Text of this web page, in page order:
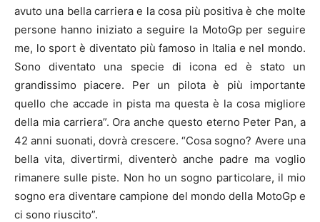
avuto una bella carriera e la cosa più positiva è che molte
persone hanno iniziato a seguire la MotoGp per seguire
me, lo sport è diventato più famoso in Italia e nel mondo.
Sono diventato una specie di icona ed è stato un
grandissimo piacere. Per un pilota è più importante
quello che accade in pista ma questa è la cosa migliore
della mia carriera”. Ora anche questo eterno Peter Pan, a
42 anni suonati, dovrà crescere. “Cosa sogno? Avere una
bella vita, divertirmi, diventerò anche padre ma voglio
rimanere sulle piste. Non ho un sogno particolare, il mio
sogno era diventare campione del mondo della MotoGp e
ci sono riuscito”.